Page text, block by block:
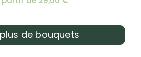
de bouquets